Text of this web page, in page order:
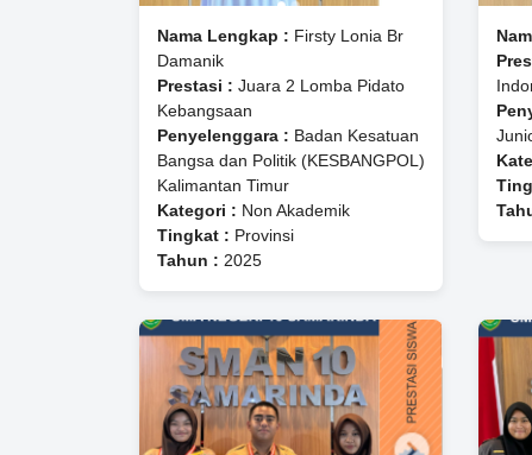
Nama Lengkap : Firsty Lonia Br
Damanik
Prestasi : Juara 2 Lomba Pidato
Kebangsaan
Penyelenggara : Badan Kesatuan
Bangsa dan Politik (KESBANGPOL)
Kalimantan Timur
Kategori : Non Akademik
Tingkat : Provinsi
Tahun : 2025